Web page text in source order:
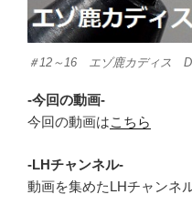
＃12～16 エゾ鹿カディス
-今回の動画-
今回の動画はこちら
-LHチャンネル-
動画を集めたLHチャンネ